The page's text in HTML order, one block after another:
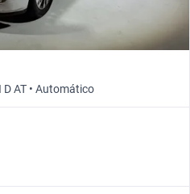
D AT • Automático